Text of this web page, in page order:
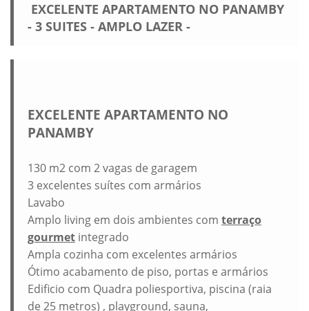
EXCELENTE APARTAMENTO NO PANAMBY
- 3 SUITES - AMPLO LAZER -
EXCELENTE APARTAMENTO NO
PANAMBY
130 m2 com 2 vagas de garagem
3 excelentes suítes com armários
Lavabo
Amplo living em dois ambientes com terraço
gourmet integrado
Ampla cozinha com excelentes armários
Ótimo acabamento de piso, portas e armários
Edificio com Quadra poliesportiva, piscina (raia
de 25 metros) , playground, sauna,